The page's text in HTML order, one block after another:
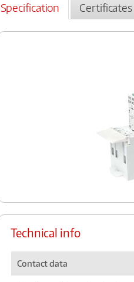
Specification Certificates
Technical info
Contact data